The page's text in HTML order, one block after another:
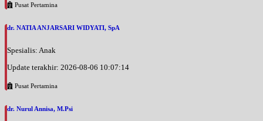
Pusat Pertamina
dr. NATIA ANJARSARI WIDYATI, SpA
Spesialis: Anak
Update terakhir: 2026-08-06 10:07:14
Pusat Pertamina
dr. Nurul Annisa, M.Psi